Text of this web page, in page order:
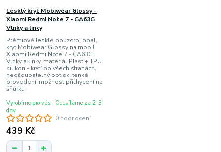
0 hodnocení
Lesklý kryt Mobiwear Glossy -
Xiaomi Redmi Note 7 - GA63G
Vlnky a linky
Prémiové lesklé pouzdro, obal,
kryt Mobiwear Glossy na mobil
Xiaomi Redmi Note 7 - GA63G
Vlnky a linky, materiál Plast + TPU
silikon - krytí po všech stranách,
neošoupatelný potisk, tenké
provedení, možnost přichycení na
šňůrku
439 Kč
Vyrobíme pro vás | Odesíláme za 2-3
dny